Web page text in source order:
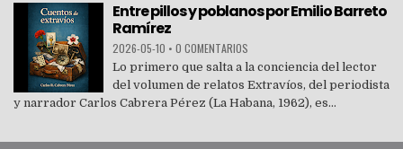
Entre pillos y poblanos por Emilio Barreto
Ramírez
2026-05-10 • 0 COMENTARIOS
Lo primero que salta a la conciencia del lector
del volumen de relatos Extravíos, del periodista
y narrador Carlos Cabrera Pérez (La Habana, 1962), es...